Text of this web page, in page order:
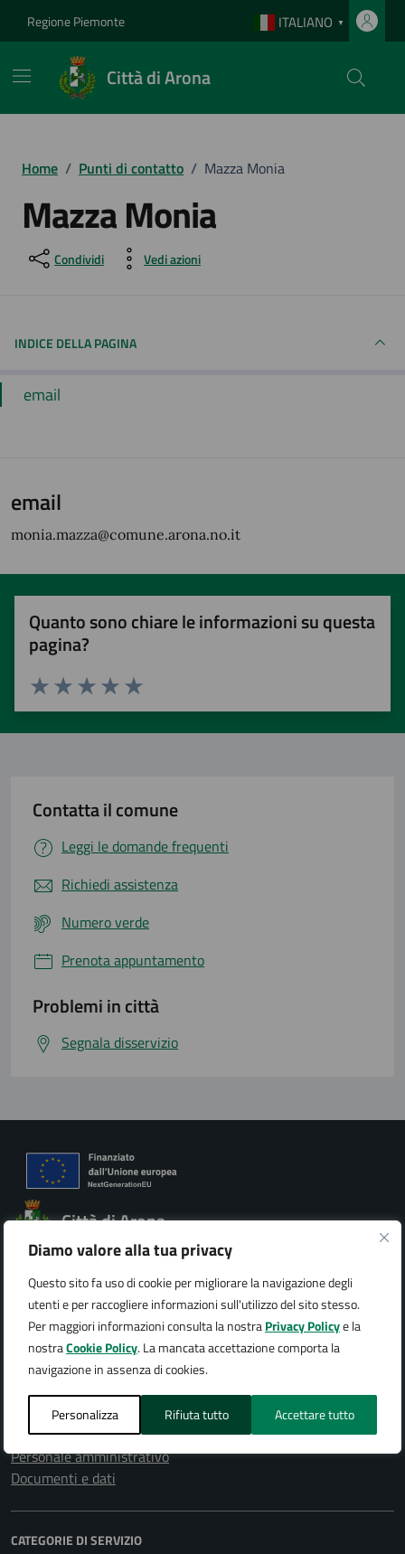
Diamo valore alla tua privacy
Questo sito fa uso di cookie per migliorare la navigazione degli
utenti e per raccogliere informazioni sull'utilizzo del sito stesso.
Per maggiori informazioni consulta la nostraPrivacy Policye la
nostraCookie Policy. La mancata accettazione comporta la
navigazione in assenza di cookies.
Personalizza Rifiuta tutto Accettare tutto
Regione Piemonte ITALIANO ▼
Città di Arona
Home / Punti di contatto / Mazza Monia
Mazza Monia
Condividi Vedi azioni
INDICE DELLA PAGINA
email
email
monia.mazza@comune.arona.no.it
Quanto sono chiare le informazioni su questa
pagina?
Valuta 5 stelle su 5
Valuta 4 stelle su 5
Valuta 3 stelle su 5
Valuta 2 stelle su 5
Valuta 1 stelle su 5
Contatta il comune
Leggi le domande frequenti
Richiedi assistenza
Numero verde
Prenota appuntamento
Problemi in città
Segnala disservizio
Città di Arona
AMMINISTRAZIONE
Organi di governo
Aree amministrative
Uffici
Enti e fondazioni
Politici
Personale amministrativo
Documenti e dati
CATEGORIE DI SERVIZIO